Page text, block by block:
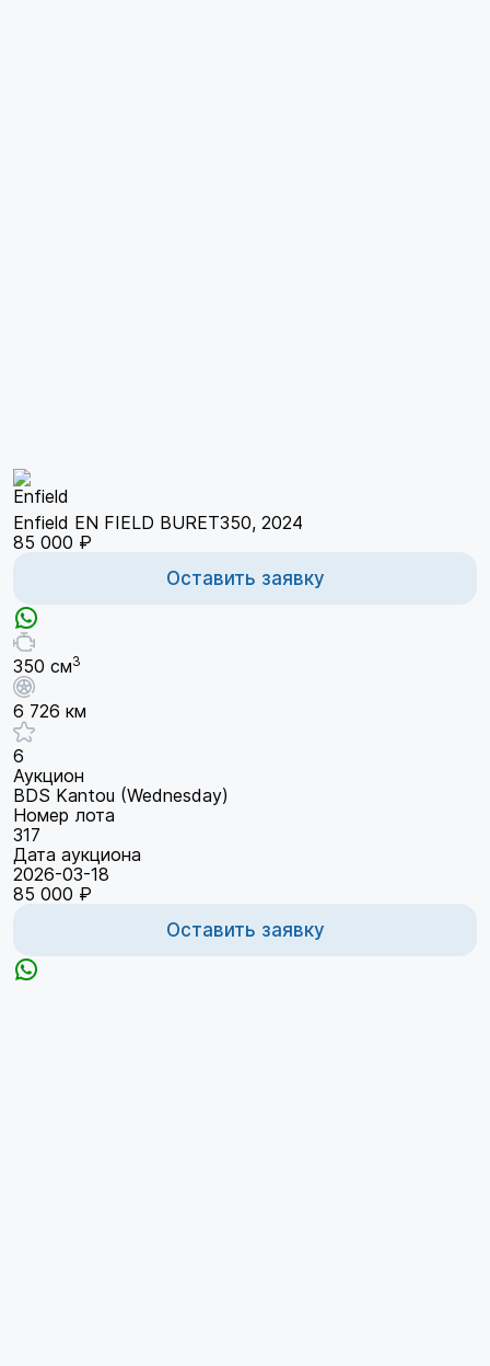
Enfield EN FIELD BURET350, 2024
85 000 ₽
Оставить заявку
350 см3
6 726 км
6
Аукцион
BDS Kantou (Wednesday)
Номер лота
317
Дата аукциона
2026-03-18
85 000 ₽
Оставить заявку